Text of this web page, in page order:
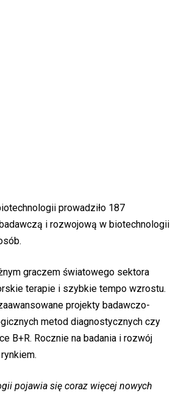
prowadziło 187
i rozwojową w biotechnologii
graczem światowego sektora
terapie i szybkie tempo wzrostu.
projekty badawczo-
metod diagnostycznych czy
B+R. Rocznie na badania i rozwój
pojawia się coraz więcej nowych